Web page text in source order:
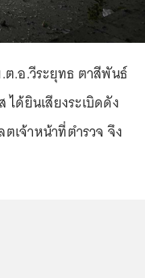
.ต.อ.วีระยุทธ ตาสีพันธ์
ได้ยินเสียงระเบิดดัง
เจ้าหน้าที่ตำรวจ จึง